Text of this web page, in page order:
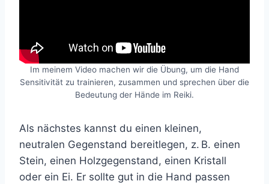
Im meinem Video machen wir die Übung, um die Hand
Sensitivität zu trainieren, zusammen und sprechen über die
Bedeutung der Hände im Reiki.
Als nächstes kannst du einen kleinen,
neutralen Gegenstand bereitlegen, z. B. einen
Stein, einen Holzgegenstand, einen Kristall
oder ein Ei. Er sollte gut in die Hand passen